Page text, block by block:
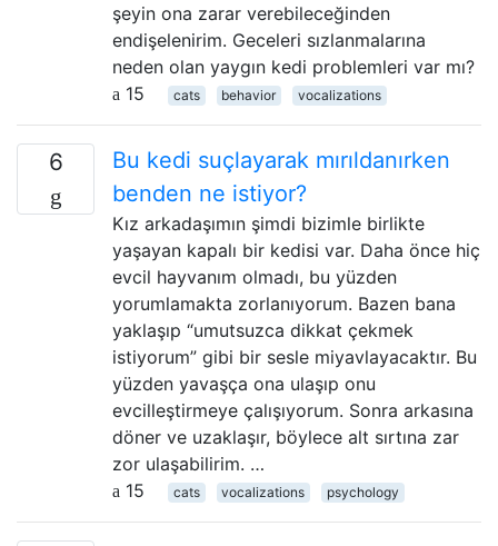
şeyin ona zarar verebileceğinden
endişelenirim. Geceleri sızlanmalarına
neden olan yaygın kedi problemleri var mı?
15
cats behavior vocalizations
6
Bu kedi suçlayarak mırıldanırken
benden ne istiyor?
Kız arkadaşımın şimdi bizimle birlikte
yaşayan kapalı bir kedisi var. Daha önce hiç
evcil hayvanım olmadı, bu yüzden
yorumlamakta zorlanıyorum. Bazen bana
yaklaşıp “umutsuzca dikkat çekmek
istiyorum” gibi bir sesle miyavlayacaktır. Bu
yüzden yavaşça ona ulaşıp onu
evcilleştirmeye çalışıyorum. Sonra arkasına
döner ve uzaklaşır, böylece alt sırtına zar
zor ulaşabilirim. …
15
cats vocalizations psychology